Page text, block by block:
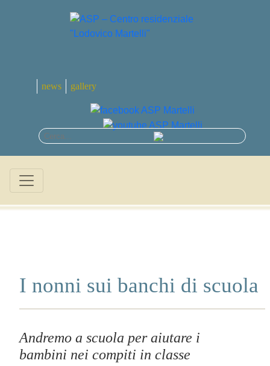
news gallery
I nonni sui banchi di scuola
Andremo a scuola per aiutare i
bambini nei compiti in classe